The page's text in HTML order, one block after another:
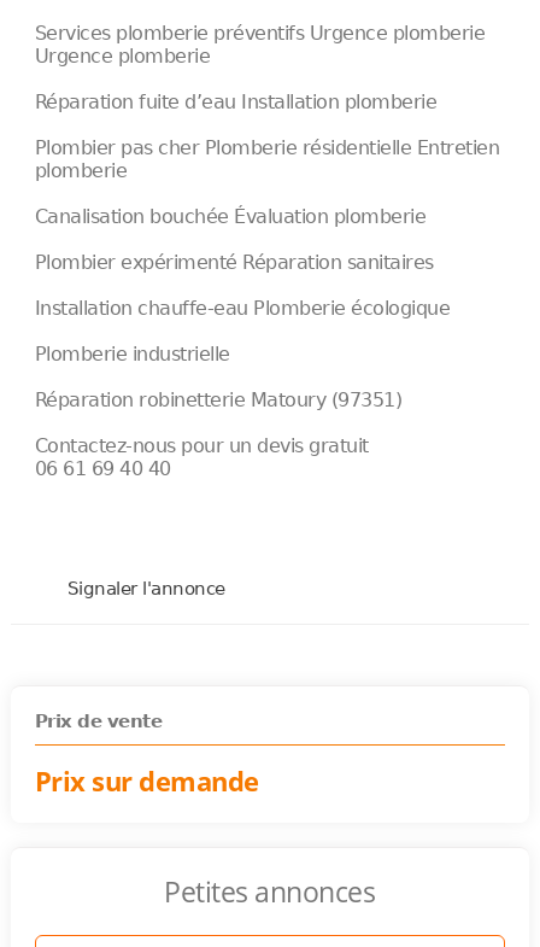
Services plomberie préventifs Urgence plomberie
Urgence plomberie
Réparation fuite d’eau Installation plomberie
Plombier pas cher Plomberie résidentielle Entretien
plomberie
Canalisation bouchée Évaluation plomberie
Plombier expérimenté Réparation sanitaires
Installation chauffe-eau Plomberie écologique
Plomberie industrielle
Réparation robinetterie Matoury (97351)
Contactez-nous pour un devis gratuit
06 61 69 40 40
Signaler l'annonce
Prix de vente
Prix sur demande
Petites annonces